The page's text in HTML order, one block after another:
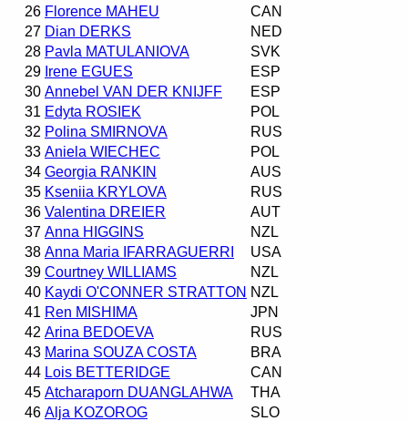
26 Florence MAHEU
CAN
27 Dian DERKS
NED
28 Pavla MATULANIOVA
SVK
29 Irene EGUES
ESP
30 Annebel VAN DER KNIJFF
ESP
31 Edyta ROSIEK
POL
32 Polina SMIRNOVA
RUS
33 Aniela WIECHEC
POL
34 Georgia RANKIN
AUS
35 Kseniia KRYLOVA
RUS
36 Valentina DREIER
AUT
37 Anna HIGGINS
NZL
38 Anna Maria IFARRAGUERRI
USA
39 Courtney WILLIAMS
NZL
40 Kaydi O'CONNER STRATTON NZL
41 Ren MISHIMA
JPN
42 Arina BEDOEVA
RUS
43 Marina SOUZA COSTA
BRA
44 Lois BETTERIDGE
CAN
45 Atcharaporn DUANGLAHWA
THA
46 Alja KOZOROG
SLO